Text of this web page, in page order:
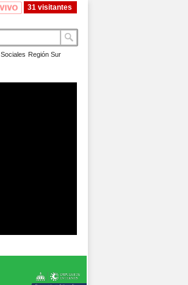
31 visitantes
Sociales Región Sur